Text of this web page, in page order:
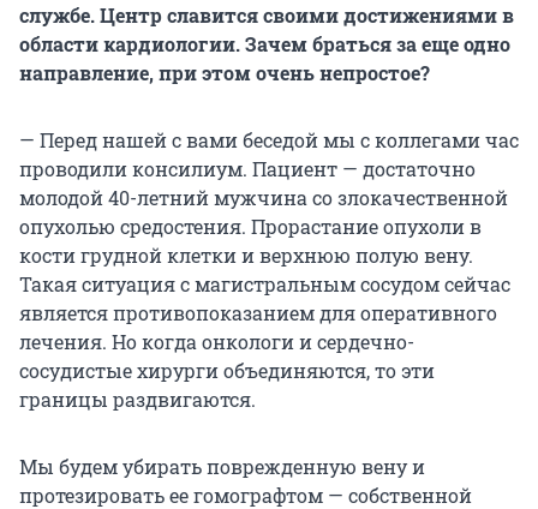
службе. Центр славится своими достижениями в
области кардиологии. Зачем браться за еще одно
направление, при этом очень непростое?
— Перед нашей с вами беседой мы с коллегами час
проводили консилиум. Пациент — достаточно
молодой 40-летний мужчина со злокачественной
опухолью средостения. Прорастание опухоли в
кости грудной клетки и верхнюю полую вену.
Такая ситуация с магистральным сосудом сейчас
является противопоказанием для оперативного
лечения. Но когда онкологи и сердечно-
сосудистые хирурги объединяются, то эти
границы раздвигаются.
Мы будем убирать поврежденную вену и
протезировать ее гомографтом — собственной